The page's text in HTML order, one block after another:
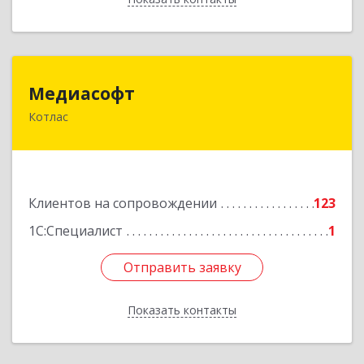
Медиасофт
Котлас
Клиентов на сопровождении
123
1С:Специалист
1
Отправить заявку
Показать контакты
Отправить заявку
Назад